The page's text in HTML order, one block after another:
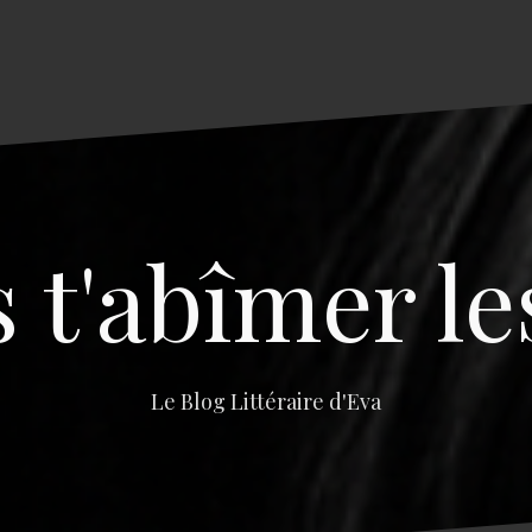
t'abîmer
Le Blog Littéraire d'Eva